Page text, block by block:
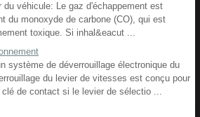
du véhicule: Le gaz d'échappement est
du monoxyde de carbone (CO), qui est
toxique. Si inhal&eacut ...
système de déverrouillage électronique du
du levier de vitesses est conçu pour
de contact si le levier de sélectio ...